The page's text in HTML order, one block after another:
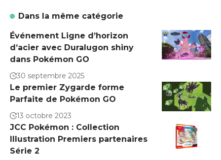
Dans la même catégorie
Événement Ligne d’horizon
d’acier avec Duralugon shiny
dans Pokémon GO
30 septembre 2025
Le premier Zygarde forme
Parfaite de Pokémon GO
13 octobre 2023
JCC Pokémon : Collection
Illustration Premiers partenaires
Série 2